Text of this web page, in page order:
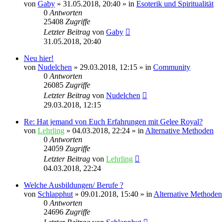
von Gaby » 31.05.2018, 20:40 » in Esoterik und Spiritualität
0 Antworten
25408 Zugriffe
Letzter Beitrag von Gaby
31.05.2018, 20:40
Neu hier!
von Nudelchen » 29.03.2018, 12:15 » in Community
0 Antworten
26085 Zugriffe
Letzter Beitrag von Nudelchen
29.03.2018, 12:15
Re: Hat jemand von Euch Erfahrungen mit Gelee Royal?
von Lehrling » 04.03.2018, 22:24 » in Alternative Methoden
0 Antworten
24059 Zugriffe
Letzter Beitrag von Lehrling
04.03.2018, 22:24
Welche Ausbildungen/ Berufe ?
von Schlapphut » 09.01.2018, 15:40 » in Alternative Methoden
0 Antworten
24696 Zugriffe